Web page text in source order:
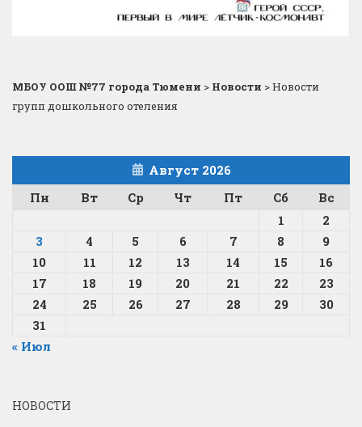
МБОУ ООШ №77 города Тюмени > Новости >Новости
групп дошкольного отеления
Август 2026
Пн
Вт Ср Чт Пт Сб
Вс
1
2
3
4 5 6 7 8
9
10
11 12 13 14 15
16
17
18 19 20 21 22
23
24
25 26 27 28 29
30
31
« Июл
НОВОСТИ